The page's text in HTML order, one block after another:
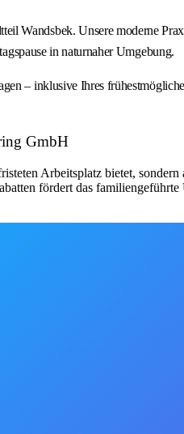
Wandsbek. Unsere moderne
in naturnaher Umgebung.
– inklusive Ihres
GmbH
Arbeitsplatz bietet,
fördert das